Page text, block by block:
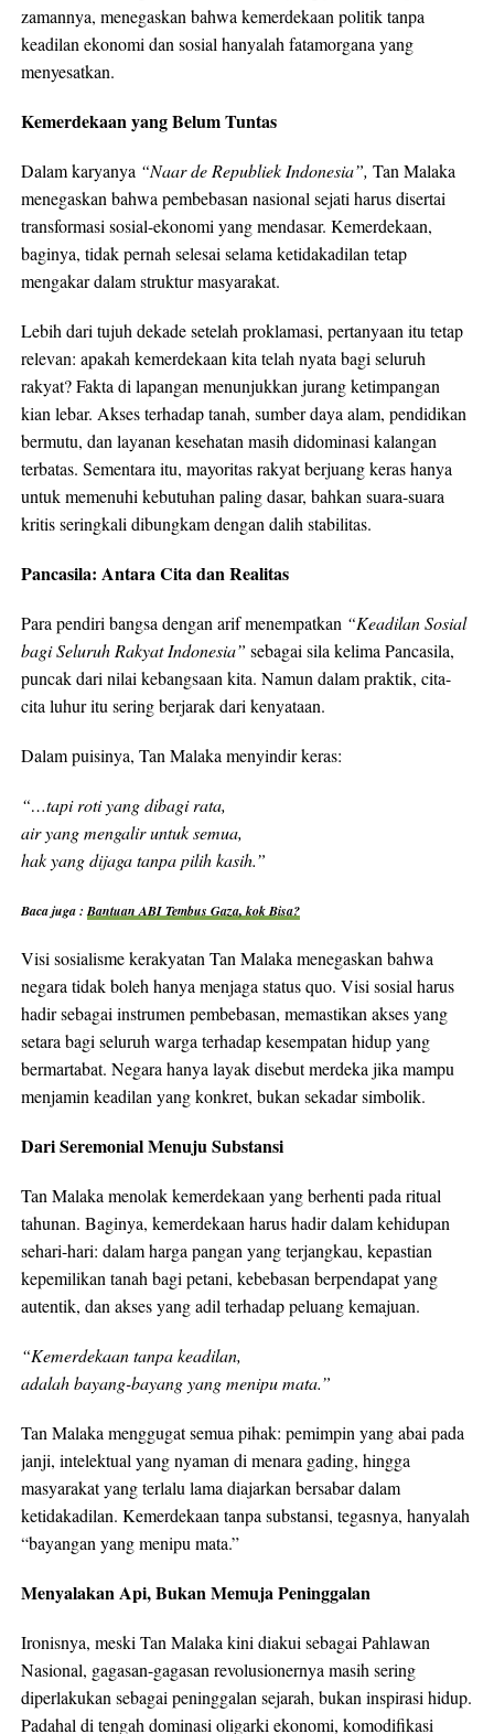
zamannya, menegaskan bahwa kemerdekaan politik tanpa
keadilan ekonomi dan sosial hanyalah fatamorgana yang
menyesatkan.
Kemerdekaan yang Belum Tuntas
Dalam karyanya “Naar de Republiek Indonesia”, Tan Malaka
menegaskan bahwa pembebasan nasional sejati harus disertai
transformasi sosial-ekonomi yang mendasar. Kemerdekaan,
baginya, tidak pernah selesai selama ketidakadilan tetap
mengakar dalam struktur masyarakat.
Lebih dari tujuh dekade setelah proklamasi, pertanyaan itu tetap
relevan: apakah kemerdekaan kita telah nyata bagi seluruh
rakyat? Fakta di lapangan menunjukkan jurang ketimpangan
kian lebar. Akses terhadap tanah, sumber daya alam, pendidikan
bermutu, dan layanan kesehatan masih didominasi kalangan
terbatas. Sementara itu, mayoritas rakyat berjuang keras hanya
untuk memenuhi kebutuhan paling dasar, bahkan suara-suara
kritis seringkali dibungkam dengan dalih stabilitas.
Pancasila: Antara Cita dan Realitas
Para pendiri bangsa dengan arif menempatkan “Keadilan Sosial
bagi Seluruh Rakyat Indonesia” sebagai sila kelima Pancasila,
puncak dari nilai kebangsaan kita. Namun dalam praktik, cita-
cita luhur itu sering berjarak dari kenyataan.
Dalam puisinya, Tan Malaka menyindir keras:
“…tapi roti yang dibagi rata,
air yang mengalir untuk semua,
hak yang dijaga tanpa pilih kasih.”
Baca juga :Bantuan ABI Tembus Gaza, kok Bisa?
Visi sosialisme kerakyatan Tan Malaka menegaskan bahwa
negara tidak boleh hanya menjaga status quo. Visi sosial harus
hadir sebagai instrumen pembebasan, memastikan akses yang
setara bagi seluruh warga terhadap kesempatan hidup yang
bermartabat. Negara hanya layak disebut merdeka jika mampu
menjamin keadilan yang konkret, bukan sekadar simbolik.
Dari Seremonial Menuju Substansi
Tan Malaka menolak kemerdekaan yang berhenti pada ritual
tahunan. Baginya, kemerdekaan harus hadir dalam kehidupan
sehari-hari: dalam harga pangan yang terjangkau, kepastian
kepemilikan tanah bagi petani, kebebasan berpendapat yang
autentik, dan akses yang adil terhadap peluang kemajuan.
“Kemerdekaan tanpa keadilan,
adalah bayang-bayang yang menipu mata.”
Tan Malaka menggugat semua pihak: pemimpin yang abai pada
janji, intelektual yang nyaman di menara gading, hingga
masyarakat yang terlalu lama diajarkan bersabar dalam
ketidakadilan. Kemerdekaan tanpa substansi, tegasnya, hanyalah
“bayangan yang menipu mata.”
Menyalakan Api, Bukan Memuja Peninggalan
Ironisnya, meski Tan Malaka kini diakui sebagai Pahlawan
Nasional, gagasan-gagasan revolusionernya masih sering
diperlakukan sebagai peninggalan sejarah, bukan inspirasi hidup.
Padahal di tengah dominasi oligarki ekonomi, komodifikasi